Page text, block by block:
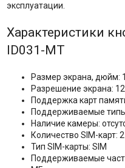
эксплуатации.
Характеристики
ID031-МТ
Размер экрана, дюйм:
Разрешение экрана:
Поддержка карт
Поддерживаемые типы
Наличие камеры:
Количество SIM-карт:
Тип SIM-карты: SIM
Поддерживаемые